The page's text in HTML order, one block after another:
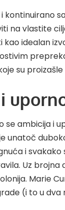
kontinuirano
na vlastite
kao idealan
su proizašle
se ambicija i
unatoč
i
Uz
Marie
(i to u